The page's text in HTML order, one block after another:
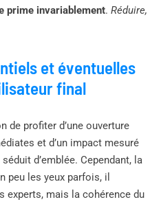
prime invariablement. Réduire,
et éventuelles
final
de profiter d’une ouverture
et d’un impact mesuré
d’emblée. Cependant, la
peu les yeux parfois, il
experts, mais la cohérence du